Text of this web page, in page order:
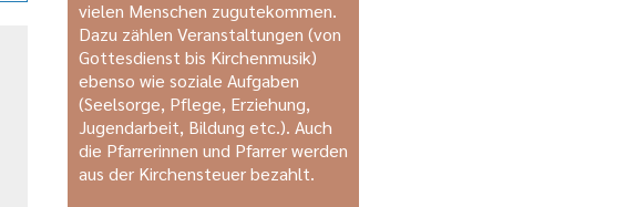
vielen Menschen zugutekommen.
Dazu zählen Veranstaltungen (von
Gottesdienst bis Kirchenmusik)
ebenso wie soziale Aufgaben
(Seelsorge, Pflege, Erziehung,
Jugendarbeit, Bildung etc.). Auch
die Pfarrerinnen und Pfarrer werden
aus der Kirchensteuer bezahlt.